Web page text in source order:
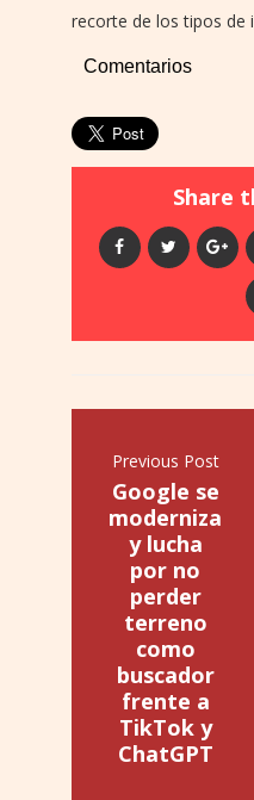
recorte de los tipos de
Comentarios
Share
Previous Post
Google se
moderniza
y lucha
por no
perder
terreno
como
buscador
frente a
TikTok y
ChatGPT